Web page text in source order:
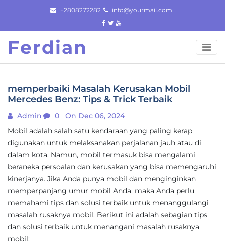
content
+2808272282 info@yourmail.com
Ferdian
memperbaiki Masalah Kerusakan Mobil
Mercedes Benz: Tips & Trick Terbaik
Admin 0
On Dec 06, 2024
Mobil adalah salah satu kendaraan yang paling kerap
digunakan untuk melaksanakan perjalanan jauh atau di
dalam kota. Namun, mobil termasuk bisa mengalami
beraneka persoalan dan kerusakan yang bisa memengaruhi
kinerjanya. Jika Anda punya mobil dan menginginkan
memperpanjang umur mobil Anda, maka Anda perlu
memahami tips dan solusi terbaik untuk menanggulangi
masalah rusaknya mobil. Berikut ini adalah sebagian tips
dan solusi terbaik untuk menangani masalah rusaknya
mobil: